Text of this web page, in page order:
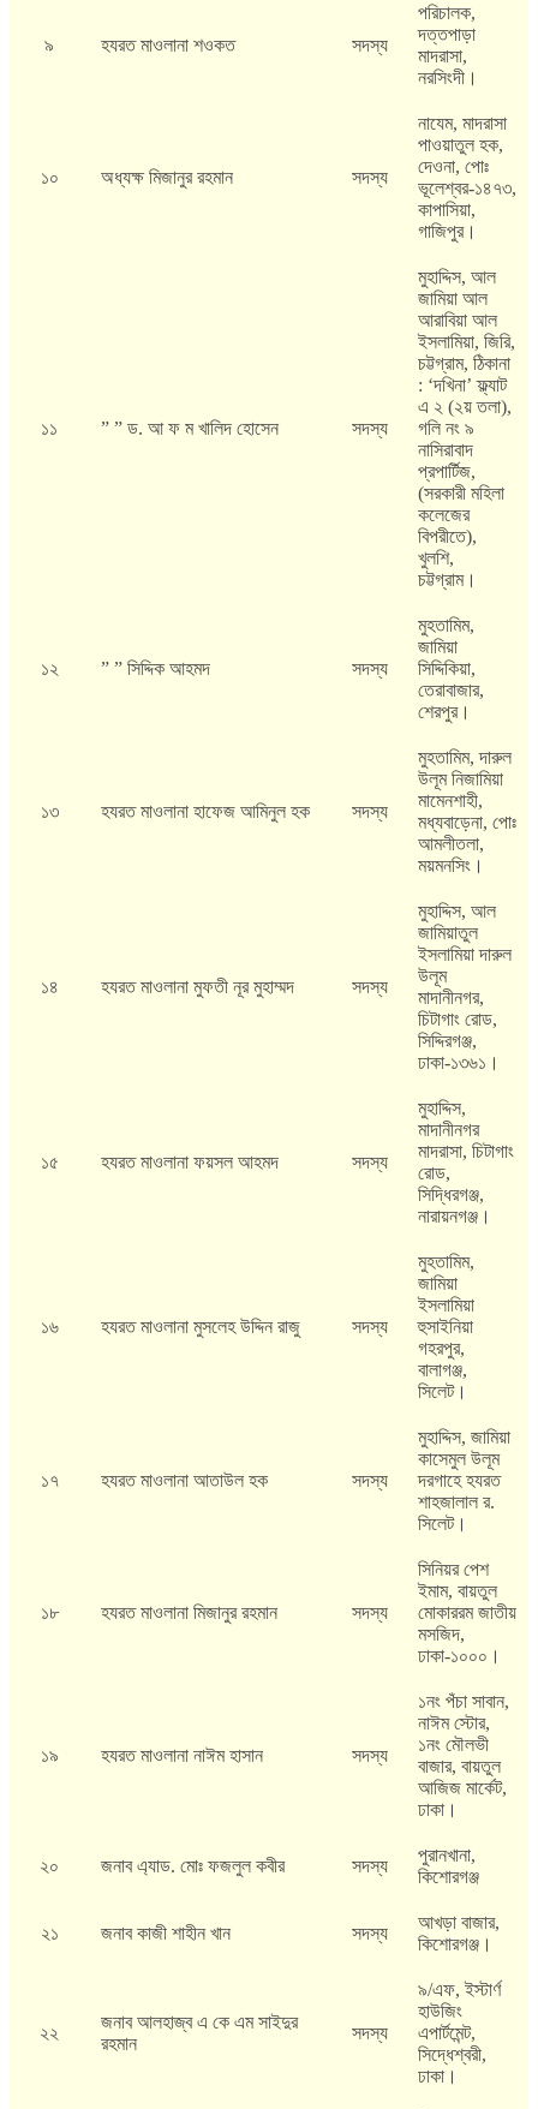
৯ হযরত মাওলানা শওকত সদস্য
পরিচালক,
দত্তপাড়া
মাদরাসা,
নরসিংদী।
১০ অধ্যক্ষ মিজানুর রহমান সদস্য
নাযেম, মাদরাসা
পাওয়াতুল হক,
দেওনা, পোঃ
ভূলেশ্বর-১৪৭৩,
কাপাসিয়া,
গাজিপুর।
১১ ” ” ড. আ ফ ম খালিদ হোসেন সদস্য
মুহাদ্দিস, আল
জামিয়া আল
আরাবিয়া আল
ইসলামিয়া, জিরি,
চট্টগ্রাম, ঠিকানা
: ‘দখিনা’ ফ্ল্যাট
এ ২ (২য় তলা),
গলি নং ৯
নাসিরাবাদ
প্রপার্টিজ,
(সরকারী মহিলা
কলেজের
বিপরীতে),
খুলশি,
চট্টগ্রাম।
১২ ” ” সিদ্দিক আহমদ সদস্য
মুহতামিম,
জামিয়া
সিদ্দিকিয়া,
তেরাবাজার,
শেরপুর।
১৩ হযরত মাওলানা হাফেজ আমিনুল হক সদস্য
মুহতামিম, দারুল
উলূম নিজামিয়া
মামেনশাহী,
মধ্যবাড়েনা, পোঃ
আমলীতলা,
ময়মনসিং।
১৪ হযরত মাওলানা মুফতী নূর মুহাম্মদ সদস্য
মুহাদ্দিস, আল
জামিয়াতুল
ইসলামিয়া দারুল
উলূম
মাদানীনগর,
চিটাগাং রোড,
সিদ্দিরগঞ্জ,
ঢাকা-১৩৬১।
১৫ হযরত মাওলানা ফয়সল আহমদ সদস্য
মুহাদ্দিস,
মাদানীনগর
মাদরাসা, চিটাগাং
রোড,
সিদ্ধিরগঞ্জ,
নারায়নগঞ্জ।
১৬ হযরত মাওলানা মুসলেহ উদ্দিন রাজু সদস্য
মুহতামিম,
জামিয়া
ইসলামিয়া
হুসাইনিয়া
গহরপুর,
বালাগঞ্জ,
সিলেট।
১৭ হযরত মাওলানা আতাউল হক সদস্য
মুহাদ্দিস, জামিয়া
কাসেমুল উলূম
দরগাহে হযরত
শাহজালাল র.
সিলেট।
১৮ হযরত মাওলানা মিজানুর রহমান সদস্য
সিনিয়র পেশ
ইমাম, বায়তুল
মোকাররম জাতীয়
মসজিদ,
ঢাকা-১০০০।
১৯ হযরত মাওলানা নাঈম হাসান সদস্য
১নং পঁচা সাবান,
নাঈম স্টোর,
১নং মৌলভী
বাজার, বায়তুল
আজিজ মার্কেট,
ঢাকা।
২০ জনাব এ্যাড. মোঃ ফজলুল কবীর সদস্য
পুরানখানা,
কিশোরগঞ্জ
২১ জনাব কাজী শাহীন খান সদস্য
আখড়া বাজার,
কিশোরগঞ্জ।
২২
জনাব আলহাজ্ব এ কে এম সাইদুর
রহমান
সদস্য
৯/এফ, ইস্টার্ণ
হাউজিং
এপার্টমেন্ট,
সিদ্ধেশ্বরী,
ঢাকা।